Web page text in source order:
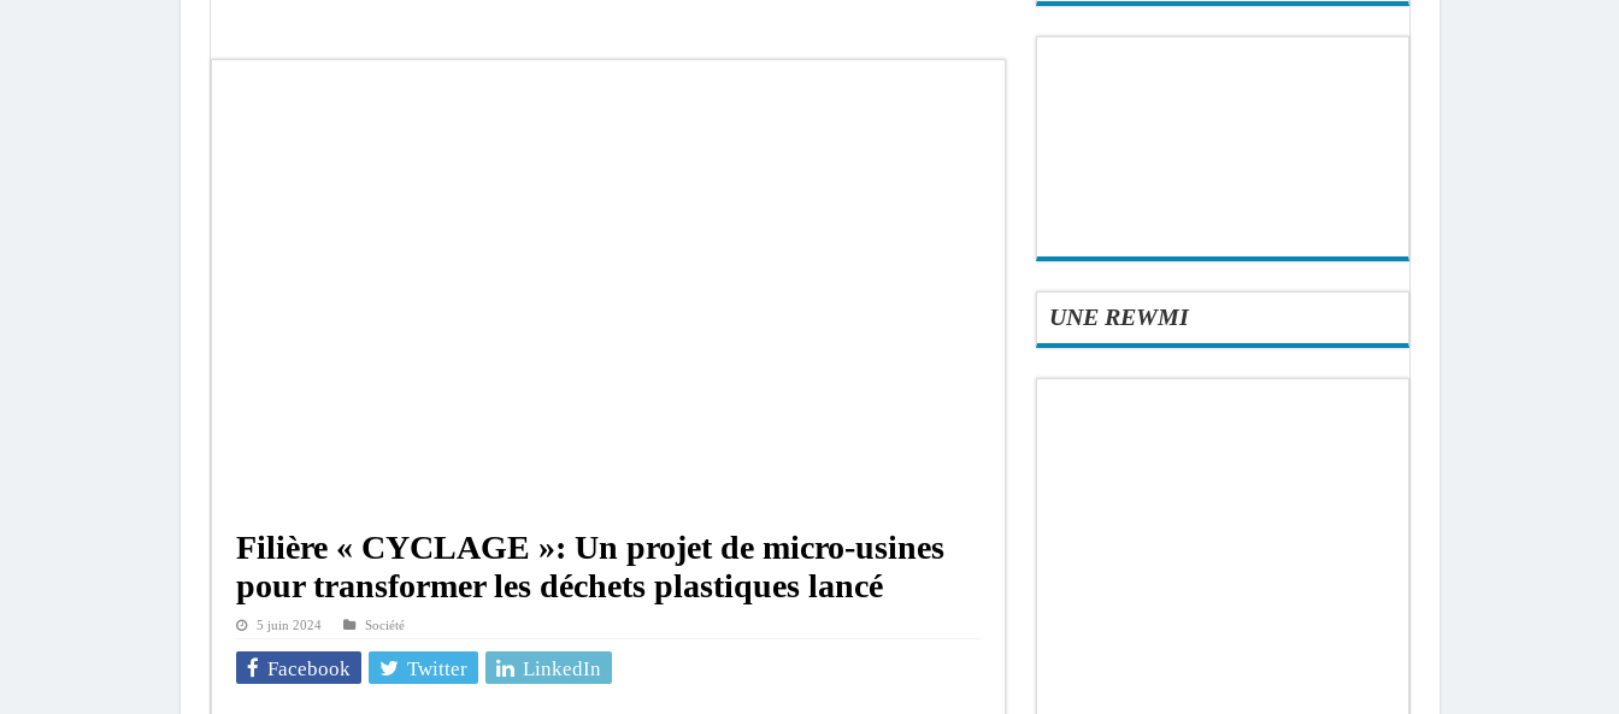
Dahra Djoloff a vibré au rythme réservant un accueil exceptionnel au Président du Pastef Ousmane Sonko
Filière « CYCLAGE »: Un projet de micro-usines
pour transformer les déchets plastiques lancé
5 juin 2024 Société
Facebook Twitter LinkedIn
UNE REWMI